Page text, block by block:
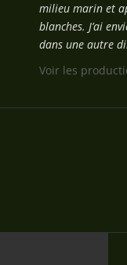
milieu marin et
blanches. J’ai
dans une autre
Voir les